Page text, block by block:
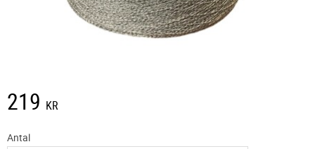
219 KR
Antal